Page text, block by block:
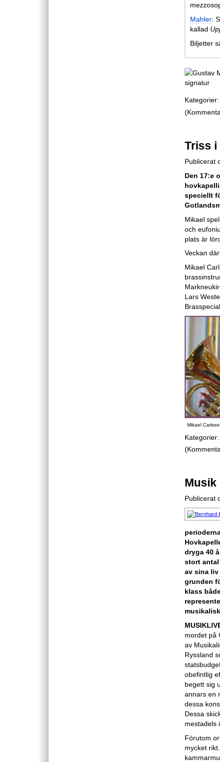
Mahler:
kallad
Biljetter
Kategorier:
Triss
Publicerat
Den 17:e
speciellt
Mikael
och
plats är
Veckan
Mikael
Lars
Mikael
Kategorier:
Musik
Publicerat
dryga 40
stort
av sina
grunden
klass
mordet på
av
Ryssland
obefintlig
begett sig
annars en
dessa
Dessa
mestadels
Förutom
mycket